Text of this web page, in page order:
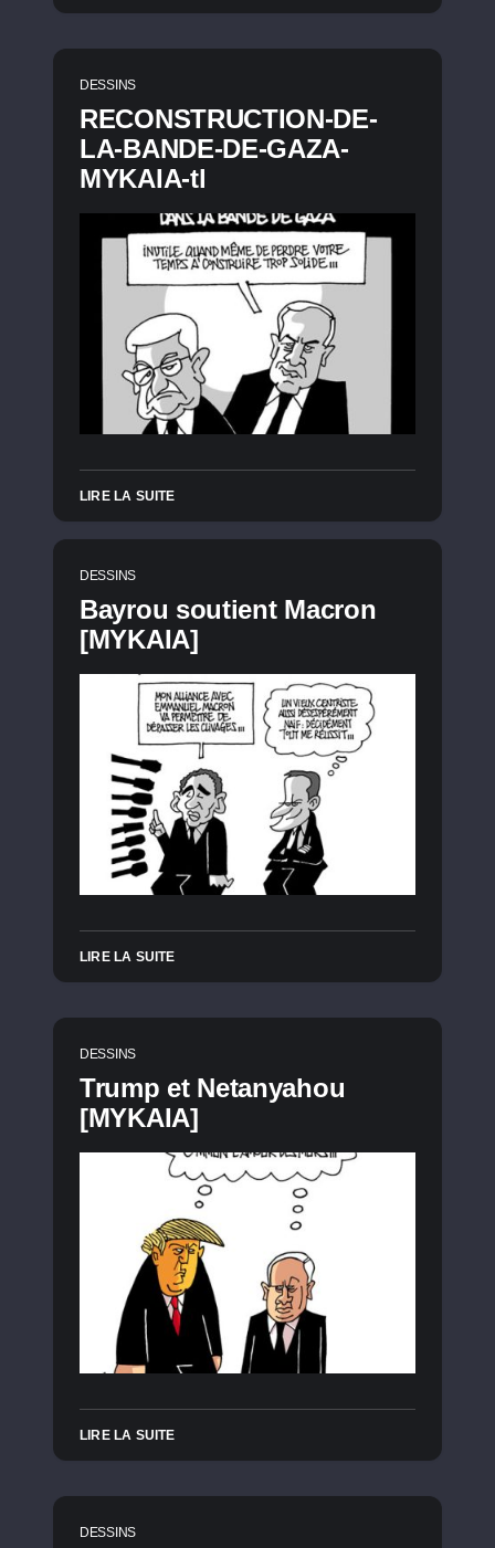
DESSINS
RECONSTRUCTION-DE-
LA-BANDE-DE-GAZA-
MYKAIA-tl
LIRE LA SUITE
DESSINS
Bayrou soutient Macron
[MYKAIA]
LIRE LA SUITE
DESSINS
Trump et Netanyahou
[MYKAIA]
LIRE LA SUITE
DESSINS